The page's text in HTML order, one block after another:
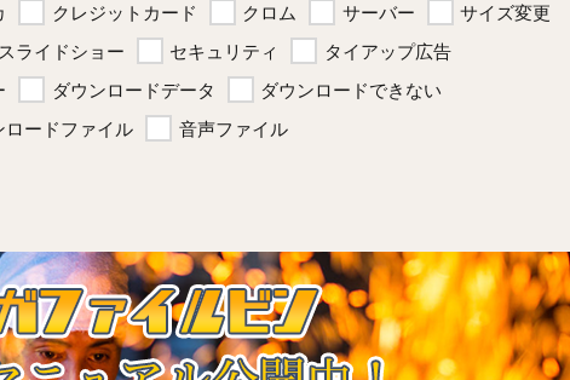
クレジットカード クロム サーバー
サイズ変更
スライドショー セキュリティ
タイアップ広告
ダウンロードデータ
ダウンロードできない
ロードファイル 音声ファイル